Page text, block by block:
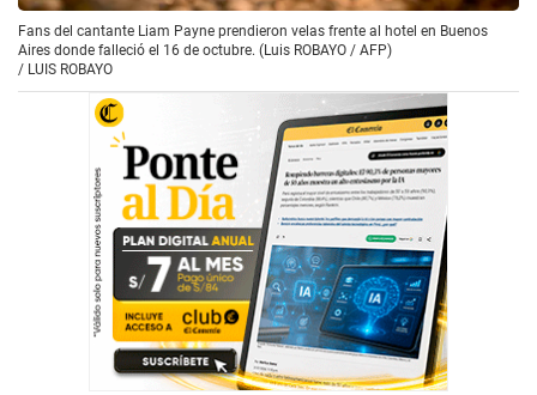
Fans del cantante Liam Payne prendieron velas frente al hotel en Buenos
Aires donde falleció el 16 de octubre. (Luis ROBAYO / AFP)
/ LUIS ROBAYO